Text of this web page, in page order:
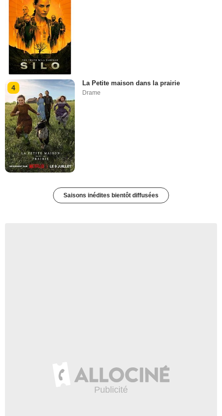
4
La Petite maison dans la prairie
Drame
Saisons inédites bientôt diffusées